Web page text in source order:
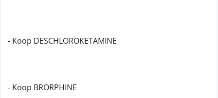
- Koop DESCHLOROKETAMINE
- Koop BRORPHINE